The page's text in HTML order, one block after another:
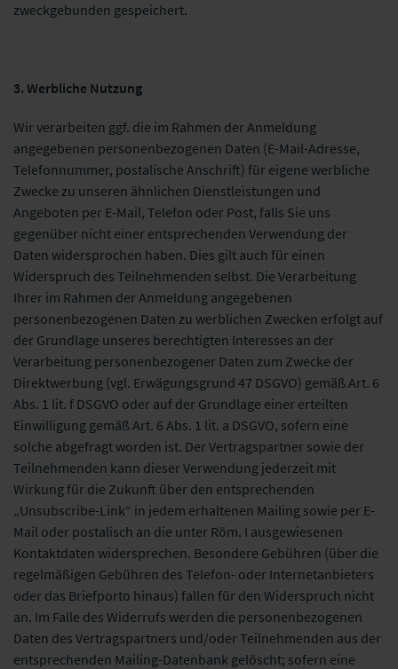
zweckgebunden gespeichert.
3. Werbliche Nutzung
Wir verarbeiten ggf. die im Rahmen der Anmeldung
angegebenen personenbezogenen Daten (E-Mail-Adresse,
Telefonnummer, postalische Anschrift) für eigene werbliche
Zwecke zu unseren ähnlichen Dienstleistungen und
Angeboten per E-Mail, Telefon oder Post, falls Sie uns
gegenüber nicht einer entsprechenden Verwendung der
Daten widersprochen haben. Dies gilt auch für einen
Widerspruch des Teilnehmenden selbst. Die Verarbeitung
Ihrer im Rahmen der Anmeldung angegebenen
personenbezogenen Daten zu werblichen Zwecken erfolgt auf
der Grundlage unseres berechtigten Interesses an der
Verarbeitung personenbezogener Daten zum Zwecke der
Direktwerbung (vgl. Erwägungsgrund 47 DSGVO) gemäß Art. 6
Abs. 1 lit. f DSGVO oder auf der Grundlage einer erteilten
Einwilligung gemäß Art. 6 Abs. 1 lit. a DSGVO, sofern eine
solche abgefragt worden ist. Der Vertragspartner sowie der
Teilnehmenden kann dieser Verwendung jederzeit mit
Wirkung für die Zukunft über den entsprechenden
„Unsubscribe-Link“ in jedem erhaltenen Mailing sowie per E-
Mail oder postalisch an die unter Röm. I ausgewiesenen
Kontaktdaten widersprechen. Besondere Gebühren (über die
regelmäßigen Gebühren des Telefon- oder Internetanbieters
oder das Briefporto hinaus) fallen für den Widerspruch nicht
an. Im Falle des Widerrufs werden die personenbezogenen
Daten des Vertragspartners und/oderTeilnehmenden aus der
entsprechenden Mailing-Datenbank gelöscht; sofern eine